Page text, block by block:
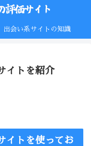
出会い系サイトの知識
イトを紹介
イトを使ってお